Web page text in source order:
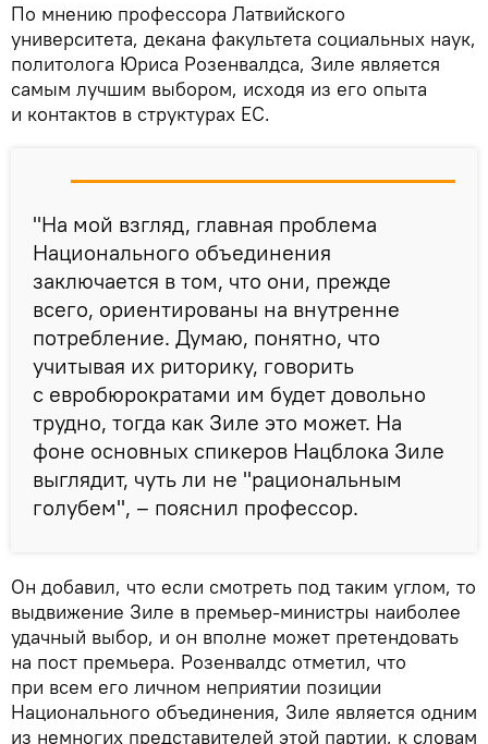
По мнению профессора Латвийского
университета, декана факультета социальных наук,
политолога Юриса Розенвалдса, Зиле является
самым лучшим выбором, исходя из его опыта
и контактов в структурах ЕС.
"На мой взгляд, главная проблема
Национального объединения
заключается в том, что они, прежде
всего, ориентированы на внутренне
потребление. Думаю, понятно, что
учитывая их риторику, говорить
с евробюрократами им будет довольно
трудно, тогда как Зиле это может. На
фоне основных спикеров Нацблока Зиле
выглядит, чуть ли не "рациональным
голубем", – пояснил профессор.
Он добавил, что если смотреть под таким углом, то
выдвижение Зиле в премьер-министры наиболее
удачный выбор, и он вполне может претендовать
на пост премьера. Розенвалдс отметил, что
при всем его личном неприятии позиции
Национального объединения, Зиле является одним
из немногих представителей этой партии, к словам